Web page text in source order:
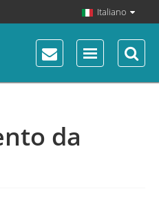
Italiano
da